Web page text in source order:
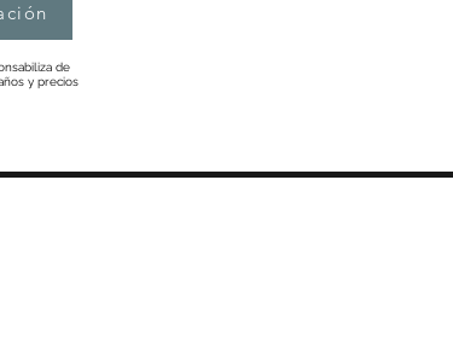
de
y precios